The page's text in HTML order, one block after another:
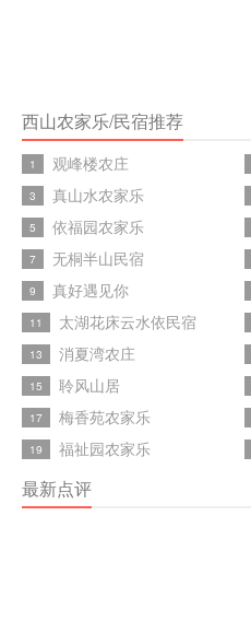
西山农家乐/民宿推荐
1 观峰楼农庄
3 真山水农家乐
5 依福园农家乐
7 无桐半山民宿
9 真好遇见你
11 太湖花床云水依民宿
13 消夏湾农庄
15 聆风山居
17 梅香苑农家乐
19 福祉园农家乐
最新点评